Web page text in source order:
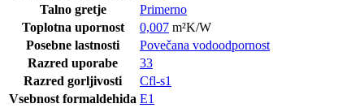
Talno gretje
Primerno
Toplotna upornost
0,007 m²K/W
Posebne lastnosti
Povečana vodoodpornost
Razred uporabe
33
Razred gorljivosti
Cfl-s1
Vsebnost formaldehida E1